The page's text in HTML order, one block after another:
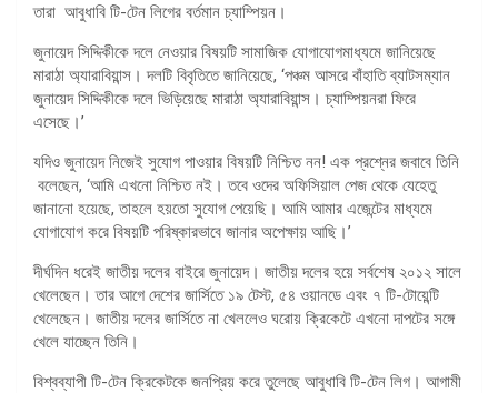
তারা আবুধাবি টি-টেন লিগের বর্তমান চ্যাম্পিয়ন।
জুনায়েদ সিদ্দিকীকে দলে নেওয়ার বিষয়টি সামাজিক যোগাযোগমাধ্যমে জানিয়েছে
মারাঠা অ্যারাবিয়ান্স। দলটি বিবৃতিতে জানিয়েছে, ‘পঞ্চম আসরে বাঁহাতি ব্যাটসম্যান
জুনায়েদ সিদ্দিকীকে দলে ভিড়িয়েছে মারাঠা অ্যারাবিয়ান্স। চ্যাম্পিয়নরা ফিরে
এসেছে।’
যদিও জুনায়েদ নিজেই সুযোগ পাওয়ার বিষয়টি নিশ্চিত নন! এক প্রশ্নের জবাবে তিনি
বলেছেন, ‘আমি এখনো নিশ্চিত নই। তবে ওদের অফিসিয়াল পেজ থেকে যেহেতু
জানানো হয়েছে, তাহলে হয়তো সুযোগ পেয়েছি। আমি আমার এজেন্টের মাধ্যমে
যোগাযোগ করে বিষয়টি পরিষ্কারভাবে জানার অপেক্ষায় আছি।’
দীর্ঘদিন ধরেই জাতীয় দলের বাইরে জুনায়েদ। জাতীয় দলের হয়ে সর্বশেষ ২০১২ সালে
খেলেছেন। তার আগে দেশের জার্সিতে ১৯ টেস্ট, ৫৪ ওয়ানডে এবং ৭ টি-টোয়েন্টি
খেলেছেন। জাতীয় দলের জার্সিতে না খেললেও ঘরোয় ক্রিকেটে এখনো দাপটের সঙ্গে
খেলে যাচ্ছেন তিনি।
বিশ্বব্যাপী টি-টেন ক্রিকেটকে জনপ্রিয় করে তুলেছে আবুধাবি টি-টেন লিগ। আগামী